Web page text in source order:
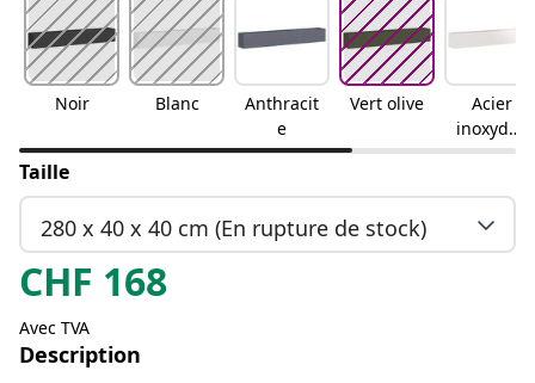
Noir Blanc
Anthracit
e
Vert olive
Acier
inoxydab
le
Taille
280 x 40 x 40 cm (En rupture de stock)
CHF 168
Avec TVA
Description